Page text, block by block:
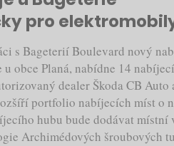
pro
s Bageterií Boulevard nový
obce Planá, nabídne 14
dealer Škoda CB Auto
portfolio nabíjecích míst o
hubu bude dodávat místní
Archimédových šroubových